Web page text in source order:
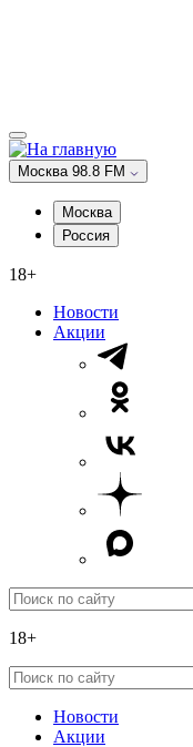
Москва 98.8 FM
Москва
Россия
18+
Новости
Акции
18+
Новости
Акции